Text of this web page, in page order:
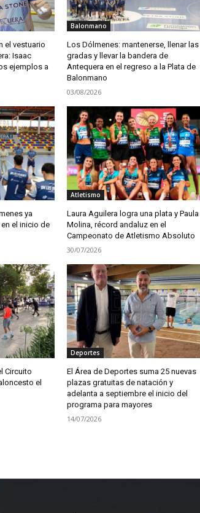
el vestuario
Isaac
ejemplos a
Balonmano
Los Dólmenes: mantenerse, llenar las
gradas y llevar la bandera de
Antequera en el regreso a la Plata de
Balonmano
03/08/2026
ya
el inicio de
Atletismo
Laura Aguilera logra una plata y Paula
Molina, récord andaluz en el
Campeonato de Atletismo Absoluto
30/07/2026
Circuito
el
Deportes
El Área de Deportes suma 25 nuevas
plazas gratuitas de natación y
adelanta a septiembre el inicio del
programa para mayores
14/07/2026